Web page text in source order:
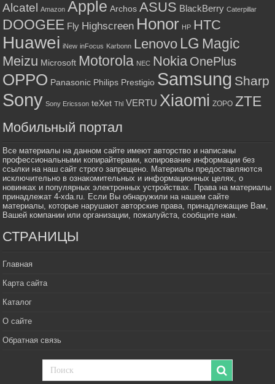
Alcatel Amazon Apple Archos ASUS BlackBerry Caterpillar
DOOGEE Fly Highscreen Honor HP HTC
Huawei iNew inFocus Karbonn Lenovo LG Magic
Meizu Microsoft Motorola NEC Nokia OnePlus
OPPO Panasonic Philips Prestigio Samsung Sharp
Sony Sony Ericsson teXet Thl VERTU Xiaomi ZOPO ZTE
Мобильный портал
Все материалы на данном сайте имеют авторство и написаны
профессиональными копирайтерами, копирование информации без
ссылки на наш сайт строго запрещено. Материалы предоставляются
исключительно в ознакомительных и информационных целях, о
новинках и популярных электронных устройствах. Права на материалы
принадлежат 4-xda.ru. Если Вы обнаружили на нашем сайте
материалы, которые нарушают авторские права, принадлежащие Вам,
Вашей компании или организации, пожалуйста, сообщите нам.
СТРАНИЦЫ
Главная
Карта сайта
Каталог
О сайте
Обратная связь